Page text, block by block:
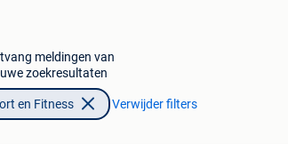
meldingen van
zoekresultaten
en Fitness Verwijder filters